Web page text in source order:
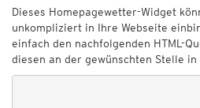
Dieses Homepagewetter-Widget
unkompliziert in Ihre Webseite
einfach den nachfolgenden HTML-
diesen an der gewünschten Stelle in